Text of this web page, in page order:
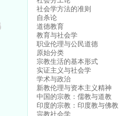
社会学方法的准则
自杀论
道德教育
教育与社会学
职业伦理与公民道德
原始分类
宗教生活的基本形式
实证主义与社会学
学术与政治
新教伦理与资本主义精神
中国的宗教：儒教与道教
印度的宗教：印度教与佛教
宗教社会学